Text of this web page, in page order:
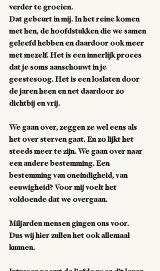
verder te groeien.
Dat gebeurt in mij. In het reine komen
met hen, de hoofdstukken die we samen
geleefd hebben en daardoor ook meer
met mezelf. Het is een innerlijk proces
dat je soms aanschouwt in je
geestesoog. Het is een loslaten door
de jaren heen en net daardoor zo
dichtbij en vrij.
We gaan over, zeggen ze wel eens als
het over sterven gaat. En zo lijkt het
steeds meer te zijn. We gaan over naar
een andere bestemming. Een
bestemming van oneindigheid, van
eeuwigheid? Voor mij voelt het
voldoende dat we overgaan.
Miljarden mensen gingen ons voor.
Dus wij hier zullen het ook allemaal
kunnen.